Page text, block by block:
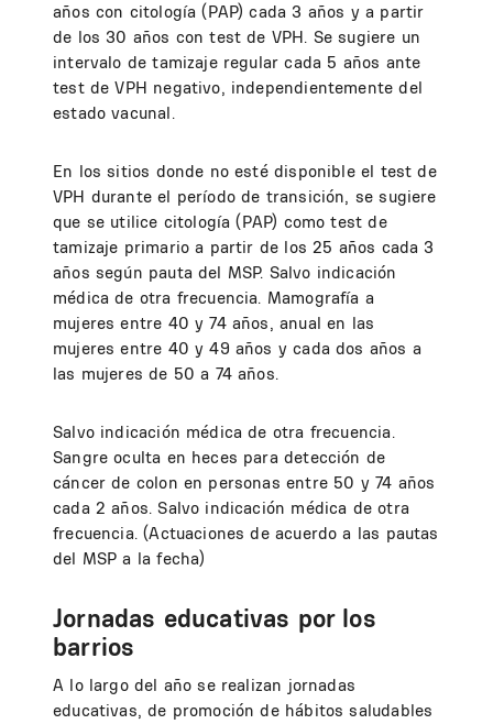
años con citología (PAP) cada 3 años y a partir
de los 30 años con test de VPH. Se sugiere un
intervalo de tamizaje regular cada 5 años ante
test de VPH negativo, independientemente del
estado vacunal.
En los sitios donde no esté disponible el test de
VPH durante el período de transición, se sugiere
que se utilice citología (PAP) como test de
tamizaje primario a partir de los 25 años cada 3
años según pauta del MSP. Salvo indicación
médica de otra frecuencia. Mamografía a
mujeres entre 40 y 74 años, anual en las
mujeres entre 40 y 49 años y cada dos años a
las mujeres de 50 a 74 años.
Salvo indicación médica de otra frecuencia.
Sangre oculta en heces para detección de
cáncer de colon en personas entre 50 y 74 años
cada 2 años. Salvo indicación médica de otra
frecuencia. (Actuaciones de acuerdo a las pautas
del MSP a la fecha)
Jornadas educativas por los
barrios
A lo largo del año se realizan jornadas
educativas, de promoción de hábitos saludables